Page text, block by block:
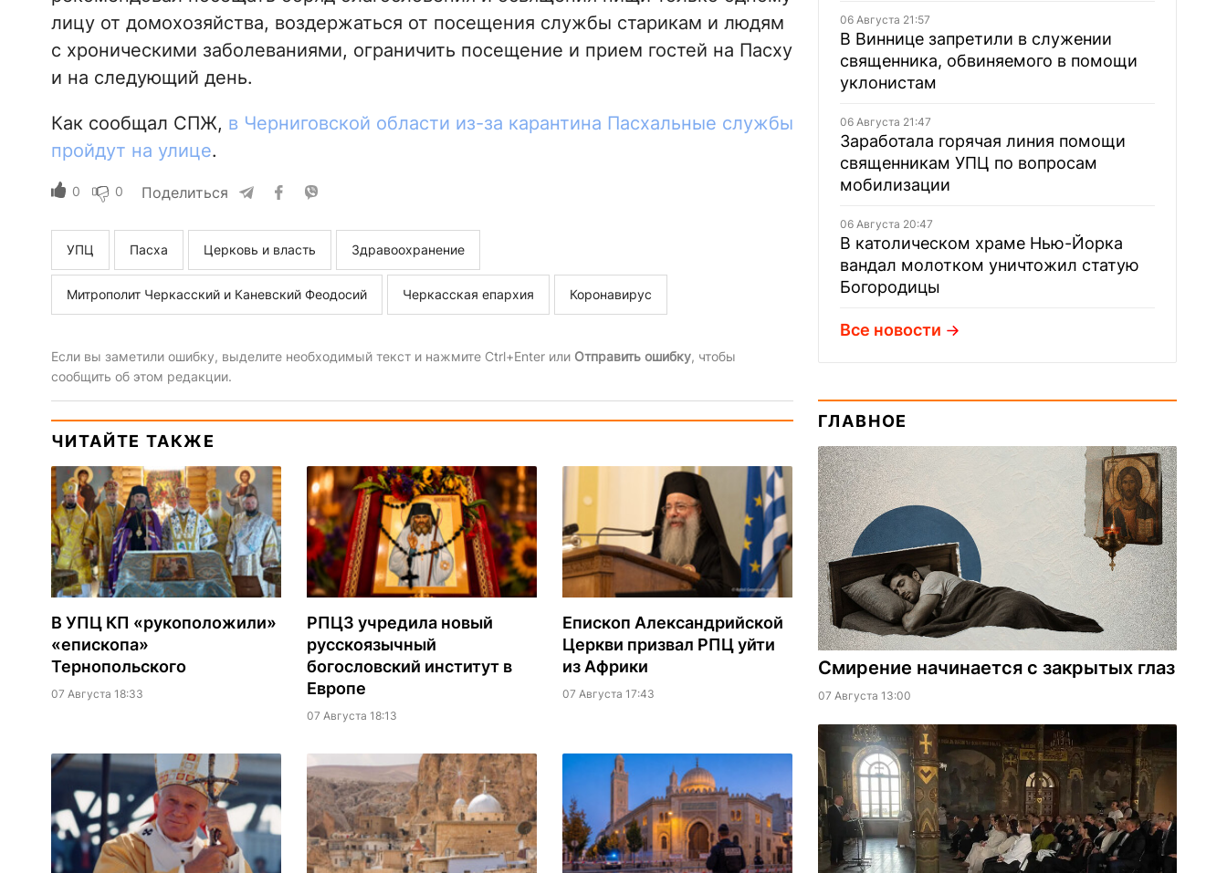
лицу от домохозяйства, воздержаться от посещения службы старикам и людям
с хроническими заболеваниями, ограничить посещение и прием гостей на Пасху
и на следующий день.
Как сообщал СПЖ, в Черниговской области из-за карантина Пасхальные службы
пройдут на улице.
0 0 Поделиться
УПЦ Пасха Церковь и власть Здравоохранение
Митрополит Черкасский и Каневский Феодосий Черкасская епархия Коронавирус
Если вы заметили ошибку, выделите необходимый текст и нажмите Ctrl+Enter или Отправить ошибку, чтобы
сообщить об этом редакции.
ЧИТАЙТЕ ТАКЖЕ
В УПЦ КП «рукоположили»
«епископа»
Тернопольского
07 Августа 18:33
РПЦЗ учредила новый
русскоязычный
богословский институт в
Европе
07 Августа 18:13
Епископ Александрийской
Церкви призвал РПЦ уйти
из Африки
07 Августа 17:43
06 Августа 21:57
В Виннице запретили в служении
священника, обвиняемого в помощи
уклонистам
06 Августа 21:47
Заработала горячая линия помощи
священникам УПЦ по вопросам
мобилизации
06 Августа 20:47
В католическом храме Нью-Йорка
вандал молотком уничтожил статую
Богородицы
Все новости
ГЛАВНОЕ
Смирение начинается с закрытых глаз
07 Августа 13:00